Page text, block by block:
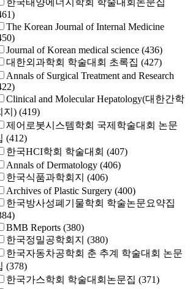
한국태양에너지학회 학술대회논문집
The Korean Journal of Internal Medicine
Journal of Korean medical science (436)
대한외과학회 학술대회 초록집 (427)
Annals of Surgical Treatment and Research
Clinical and Molecular Hepatology(대한간학
지) (419)
제어로봇시스템학회 국제학술대회 논문
(412)
한국HCI학회 학술대회 (407)
Annals of Dermatology (406)
한국식품과학회지 (406)
Archives of Plastic Surgery (400)
한국방사성폐기물학회 학술논문요약집
BMB Reports (380)
한국정밀공학회지 (380)
한국자동차공학회 춘 추계 학술대회 논문
(378)
한국가스학회 학술대회논문집 (371)